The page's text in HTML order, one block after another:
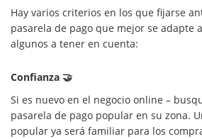
Hay varios criterios en los que fijarse
pasarela de pago que mejor se adapte
algunos a tener en cuenta:
Confianza 🤝
Si es nuevo en el negocio online –
pasarela de pago popular en su zona.
popular ya será familiar para los